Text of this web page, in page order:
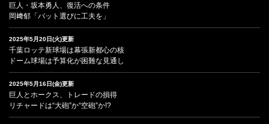
巨人・坂本勇人、復活への条件
岡﨑郁「バット選びに工夫を」
2025年5月20日(火)更新
千葉ロッテ新球場は幕張新都心の核
ドーム球場は予算化が困難な見通し
2025年5月16日(金)更新
巨人とホークス、トレードの損得
リチャードは“大砲”か“空砲”か!?